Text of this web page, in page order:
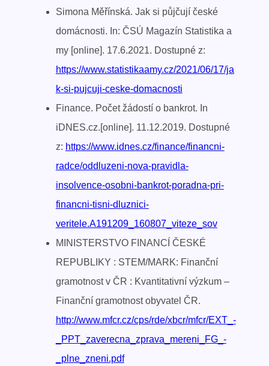
Simona Měřínská. Jak si půjčují české
domácnosti. In: ČSÚ Magazín Statistika a
my [online]. 17.6.2021. Dostupné z:
https://www.statistikaamy.cz/2021/06/17/ja
k-si-pujcuji-ceske-domacnosti
Finance. Počet žádostí o bankrot. In
iDNES.cz.[online]. 11.12.2019. Dostupné
z: https://www.idnes.cz/finance/financni-
radce/oddluzeni-nova-pravidla-
insolvence-osobni-bankrot-poradna-pri-
financni-tisni-dluznici-
veritele.A191209_160807_viteze_sov
MINISTERSTVO FINANCÍ ČESKÉ
REPUBLIKY : STEM/MARK: Finanční
gramotnost v ČR : Kvantitativní výzkum –
Finanční gramotnost obyvatel ČR.
http://www.mfcr.cz/cps/rde/xbcr/mfcr/EXT_-
_PPT_zaverecna_zprava_mereni_FG_-
_plne_zneni.pdf